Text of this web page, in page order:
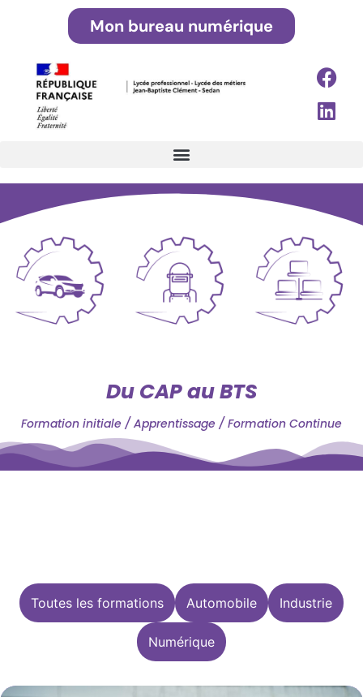
Mon bureau numérique
Du CAP au BTS
Formation initiale / Apprentissage / Formation Continue
Toutes les formations Automobile Industrie
Numérique